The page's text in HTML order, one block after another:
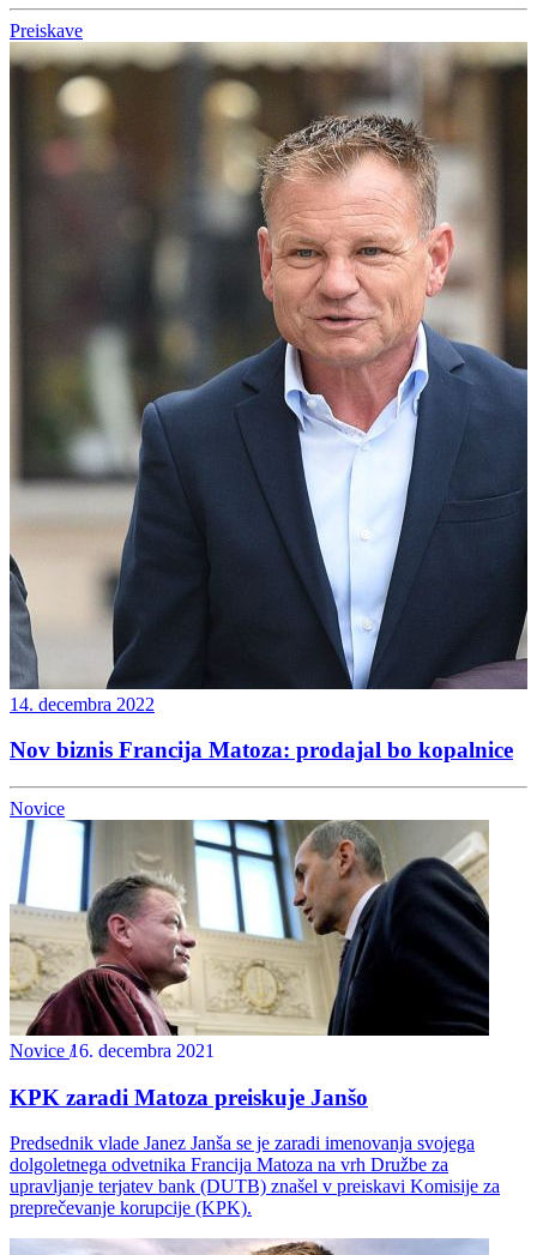
Preiskave
14. decembra 2022
Nov biznis Francija Matoza: prodajal bo kopalnice
Novice
Novice 16. decembra 2021
KPK zaradi Matoza preiskuje Janšo
Predsednik vlade Janez Janša se je zaradi imenovanja svojega
dolgoletnega odvetnika Francija Matoza na vrh Družbe za
upravljanje terjatev bank (DUTB) znašel v preiskavi Komisije za
preprečevanje korupcije (KPK).